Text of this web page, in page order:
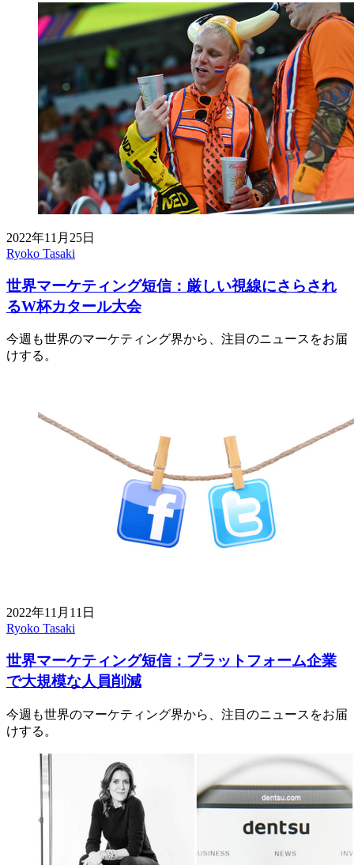
2022年11月25日
Ryoko Tasaki
世界マーケティング短信：厳しい視線にさらされ
るW杯カタール大会
今週も世界のマーケティング界から、注目のニュースをお届
けする。
2022年11月11日
Ryoko Tasaki
世界マーケティング短信：プラットフォーム企業
で大規模な人員削減
今週も世界のマーケティング界から、注目のニュースをお届
けする。